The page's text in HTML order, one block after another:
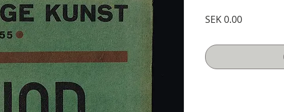
SEK 0.00Price